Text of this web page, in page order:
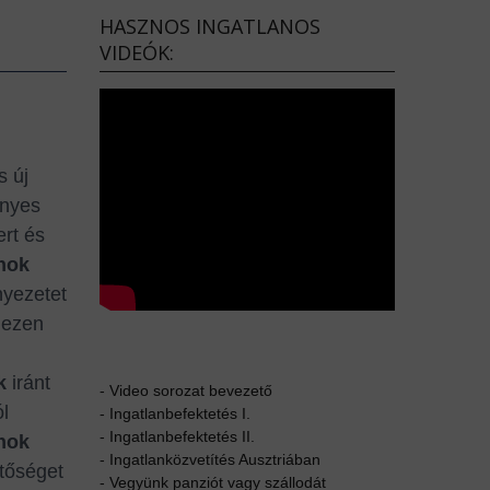
új
és
ezen
iránt
HASZNOS INGATLANOS
VIDEÓK:
- Video sorozat bevezető
- Ingatlanbefektetés I.
- Ingatlanbefektetés II.
- Ingatlanközvetítés Ausztriában
- Vegyünk panziót vagy szállodát